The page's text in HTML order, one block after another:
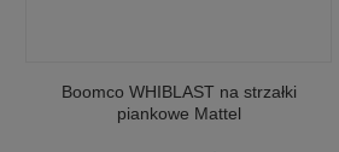
Boomco WHIBLAST na strzałki
piankowe Mattel